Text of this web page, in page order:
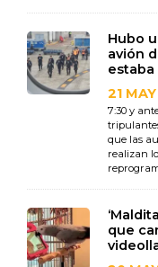
Hubo
avión
estaba
21 MAY
7:30 y
que las
realizan
que